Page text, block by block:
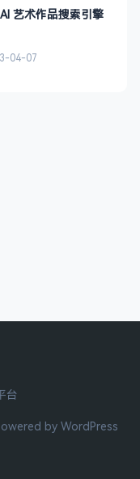
艺术作品搜索引擎
04-07
台
by WordPress